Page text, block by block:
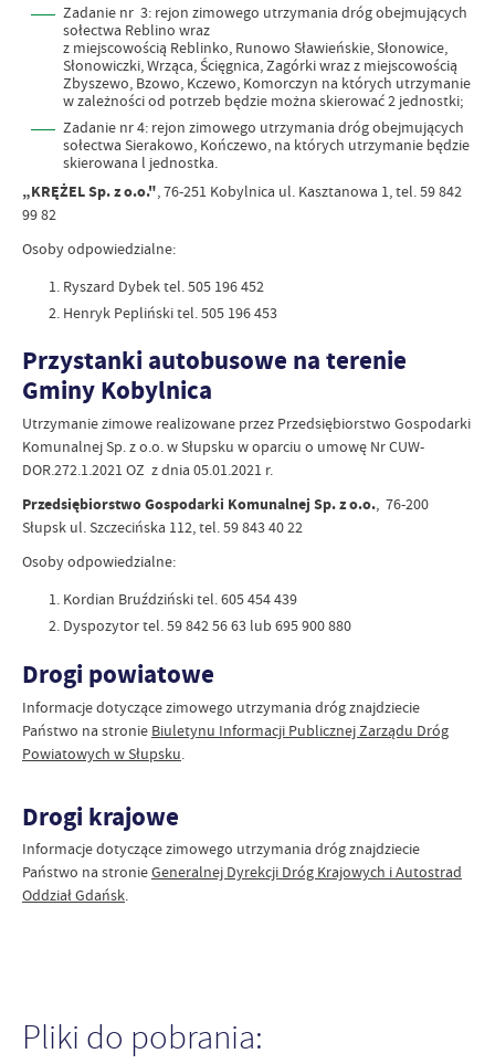
Zadanie nr 3: rejon zimowego utrzymania dróg obejmujących
sołectwa Reblino wraz
z miejscowością Reblinko, Runowo Sławieńskie, Słonowice,
Słonowiczki, Wrząca, Ścięgnica, Zagórki wraz z miejscowością
Zbyszewo, Bzowo, Kczewo, Komorczyn na których utrzymanie
w zależności od potrzeb będzie można skierować 2 jednostki;
Zadanie nr 4: rejon zimowego utrzymania dróg obejmujących
sołectwa Sierakowo, Kończewo, na których utrzymanie będzie
skierowana l jednostka.
„KRĘŻEL Sp. z o.o." 76-251 Kobylnica ul. Kasztanowa 1, tel. 59 842
99 82
Osoby odpowiedzialne:
Ryszard Dybek tel. 505 196 452
Henryk Pepliński tel. 505 196 453
Przystanki autobusowe na terenie
Gminy Kobylnica
Utrzymanie zimowe realizowane przez Przedsiębiorstwo Gospodarki
Komunalnej Sp. z o.o. w Słupsku w oparciu o umowę Nr CUW-
DOR.272.1.2021 OZ z dnia 05.01.2021 r.
Przedsiębiorstwo Gospodarki Komunalnej Sp. z o.o., 76-200
Słupsk ul. Szczecińska 112, tel. 59 843 40 22
Osoby odpowiedzialne:
Kordian Bruździński tel. 605 454 439
Dyspozytor tel. 59 842 56 63 lub 695 900 880
Drogi powiatowe
Informacje dotyczące zimowego utrzymania dróg znajdziecie
Państwo na stronie Biuletynu Informacji Publicznej Zarządu Dróg
Powiatowych w Słupsku.
Drogi krajowe
Informacje dotyczące zimowego utrzymania dróg znajdziecie
Państwo na stronieGeneralnej Dyrekcji Dróg Krajowych i Autostrad
Oddział Gdańsk.
Pliki do pobrania: